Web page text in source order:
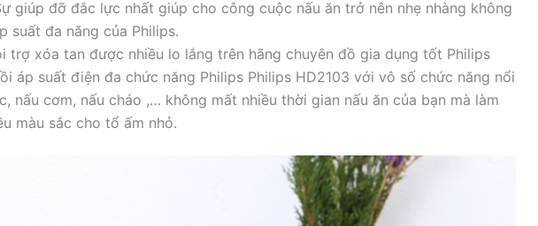
giúp đỡ đắc lực nhất giúp cho công cuộc nấu ăn trở nên nhẹ nhàng không
suất đa năng của Philips.
trợ xóa tan được nhiều lo lắng trên hãng chuyên đồ gia dụng tốt Philips
áp suất điện đa chức năng Philips Philips HD2103 với vô số chức năng nổi
nấu cơm, nấu cháo ,… không mất nhiều thời gian nấu ăn của bạn mà làm
màu sắc cho tổ ấm nhỏ.